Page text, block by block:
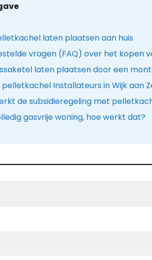
laten plaatsen aan huis
vragen (FAQ) over het kopen
laten plaatsen door een
Installateurs in Wijk aan
de subsidieregeling met
gasvrije woning, hoe werkt dat?